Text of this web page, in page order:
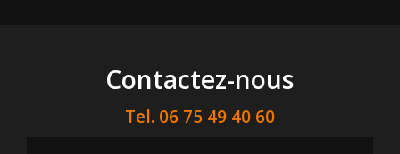
Contactez-nous
Tel. 06 75 49 40 60